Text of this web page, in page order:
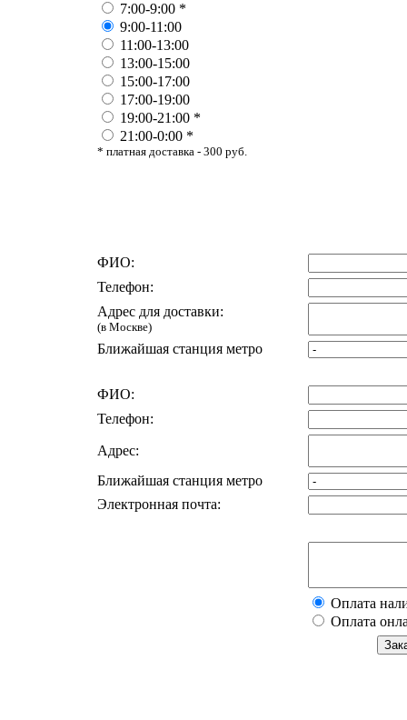
7:00-9:00 *
9:00-11:00
11:00-13:00
13:00-15:00
15:00-17:00
17:00-19:00
19:00-21:00 *
21:00-0:00 *
* платная доставка - 300 руб.
ФИО:
Телефон:
Адрес для доставки:
(в Москве)
Ближайшая станция метро
ФИО:
Телефон:
Адрес:
Ближайшая станция метро
Электронная почта:
Оплата
Оплата